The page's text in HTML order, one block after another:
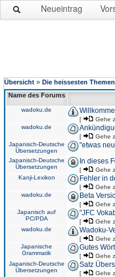
Neueintrag
Übersicht » Die heissesten Themen
Name des Forums
wadoku.de
[ Gehe
wadoku.de
[ Gehe
Japanisch-Deutsche
Übersetzungen
"etwas
Japanisch-Deutsche
Übersetzungen
In dieses
[ Gehe
Kanji-Lexikon Fehler in
[ Gehe
wadoku.de Beta
[ Gehe
Japanisch auf
PC/PDA
"JFC
[ Gehe
wadoku.de Wadoku-
[ Gehe
Japanische
Grammatik
Gutes
[ Gehe
Japanisch-Deutsche
Übersetzungen
Satz
[ Gehe